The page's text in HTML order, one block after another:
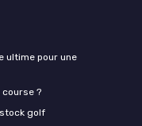
ultime pour une
?
golf